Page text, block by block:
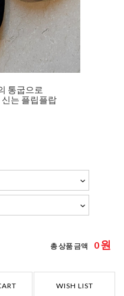
통굽으로
는 플립플랍
총 상품 금액 0원
WISH LIST